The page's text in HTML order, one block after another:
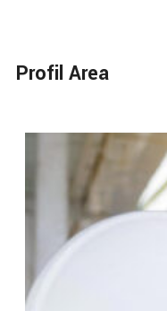
Profil Area